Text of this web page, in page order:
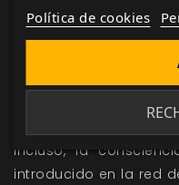
Scroll es un juego de
mundo digital de
entorno. Tu
programa mucho
incluso, la
introducido en la red
Política de cookies